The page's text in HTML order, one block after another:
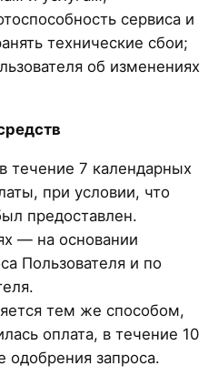
сервиса и
технические сбои;
об изменениях
течение 7 календарных
при условии, что
предоставлен.
— на основании
Пользователя и по
тем же способом,
оплата, в течение 10
одобрения запроса.